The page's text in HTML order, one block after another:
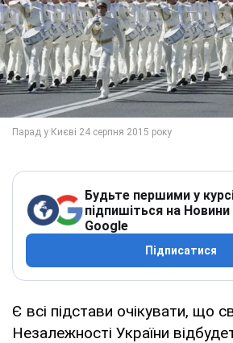
Будьте першими у
підпишіться на Новини
Google
Підписатися
Є всі підстави очікувати, що
Незалежності України